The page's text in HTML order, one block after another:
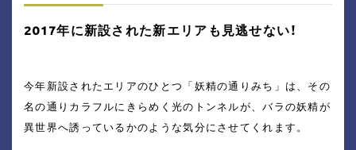
2017年に新設された新エリアも見逃せない！
今年新設されたエリアのひとつ「妖精の通りみち」は、その
名の通りカラフルにきらめく光のトンネルが、バラの妖精が
異世界へ誘っているかのような気分にさせてくれます。